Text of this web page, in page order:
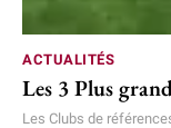
ACTUALITÉS
Les 3 Plus
Les Clubs de